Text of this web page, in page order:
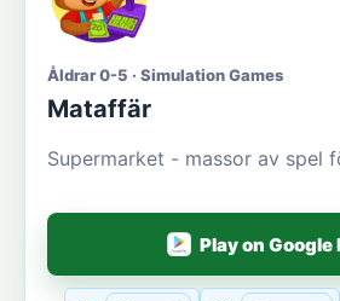
Åldrar 0-5 · Simulation Games
Mataffär
Supermarket - massor av spel
Play on Google